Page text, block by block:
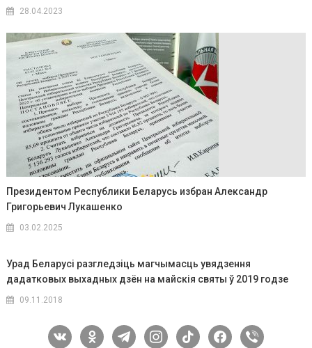
28.04.2023
Президентом Республики Беларусь избран Александр
Григорьевич Лукашенко
03.02.2025
Урад Беларусі разгледзіць магчымасць увядзення
дадатковых выхадных дзён на майскія святы ў 2019 годзе
09.11.2018
vkontakteodnoklassniki
telegraminstagram
tiktok facebook
viber